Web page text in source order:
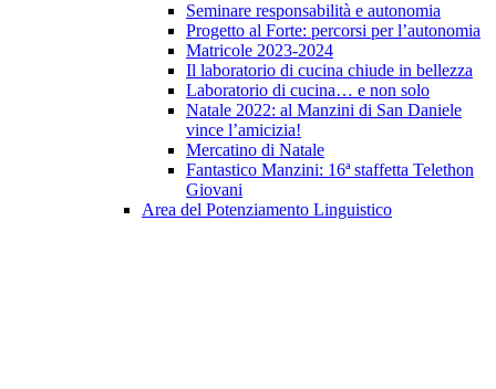
Seminare responsabilità e autonomia
Progetto al Forte: percorsi per l’autonomia
Matricole 2023-2024
Il laboratorio di cucina chiude in bellezza
Laboratorio di cucina… e non solo
Natale 2022: al Manzini di San Daniele
vince l’amicizia!
Mercatino di Natale
Fantastico Manzini: 16ª staffetta Telethon
Giovani
Area del Potenziamento Linguistico